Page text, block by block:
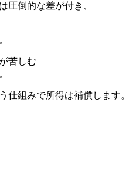
圧倒的な差が付き、
苦しむ
仕組みで所得は補償します。